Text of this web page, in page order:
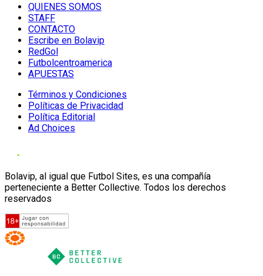
QUIENES SOMOS
STAFF
CONTACTO
Escribe en Bolavip
RedGol
Futbolcentroamerica
APUESTAS
Términos y Condiciones
Políticas de Privacidad
Política Editorial
Ad Choices
Bolavip, al igual que Futbol Sites, es una compañía
perteneciente a Better Collective. Todos los derechos
reservados